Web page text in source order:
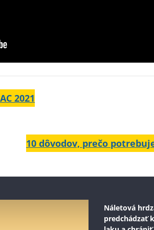
2021
10 dôvodov, prečo
Náletová
predchádzať